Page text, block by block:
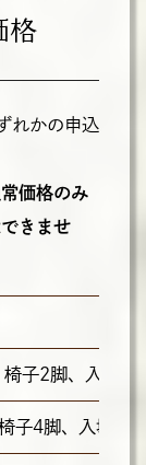
格
れかの申込
価格のみ
きませ
椅子2脚、入場証
子4脚、入場証4